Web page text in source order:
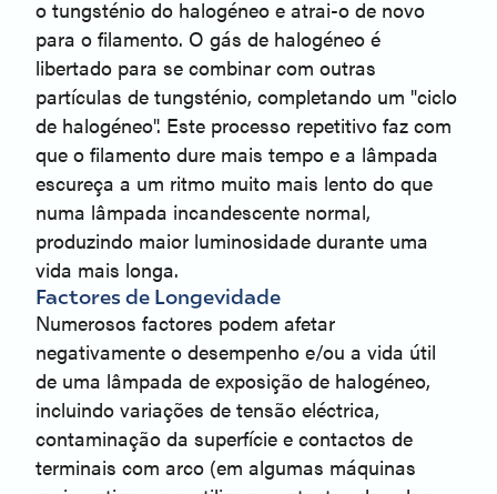
o tungsténio do halogéneo e atrai-o de novo
para o filamento. O gás de halogéneo é
libertado para se combinar com outras
partículas de tungsténio, completando um "ciclo
de halogéneo". Este processo repetitivo faz com
que o filamento dure mais tempo e a lâmpada
escureça a um ritmo muito mais lento do que
numa lâmpada incandescente normal,
produzindo maior luminosidade durante uma
vida mais longa.
Factores de Longevidade
Numerosos factores podem afetar
negativamente o desempenho e/ou a vida útil
de uma lâmpada de exposição de halogéneo,
incluindo variações de tensão eléctrica,
contaminação da superfície e contactos de
terminais com arco (em algumas máquinas